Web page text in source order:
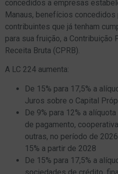
concedidos a empresas
Manaus, benefícios
contribuintes que já tenham
para sua fruição, a Contribuição
Receita Bruta (CPRB).
A LC 224 aumenta:
De 15% para 17,5% a
Juros sobre o Capital
De 9% para 12% a
de pagamento,
outras, no período de
15% a partir de 2028
De 15% para 17,5% a
sociedades de crédito,